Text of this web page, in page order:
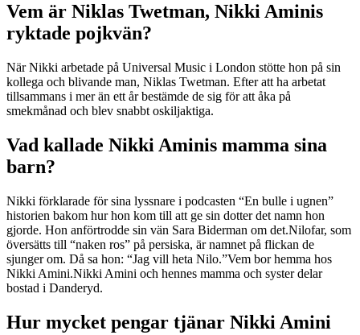
Vem är Niklas Twetman, Nikki Aminis
ryktade pojkvän?
När Nikki arbetade på Universal Music i London stötte hon på sin
kollega och blivande man, Niklas Twetman. Efter att ha arbetat
tillsammans i mer än ett år bestämde de sig för att åka på
smekmånad och blev snabbt oskiljaktiga.
Vad kallade Nikki Aminis mamma sina
barn?
Nikki förklarade för sina lyssnare i podcasten “En bulle i ugnen”
historien bakom hur hon kom till att ge sin dotter det namn hon
gjorde. Hon anförtrodde sin vän Sara Biderman om det.Nilofar, som
översätts till “naken ros” på persiska, är namnet på flickan de
sjunger om. Då sa hon: “Jag vill heta Nilo.”Vem bor hemma hos
Nikki Amini.Nikki Amini och hennes mamma och syster delar
bostad i Danderyd.
Hur mycket pengar tjänar Nikki Amini